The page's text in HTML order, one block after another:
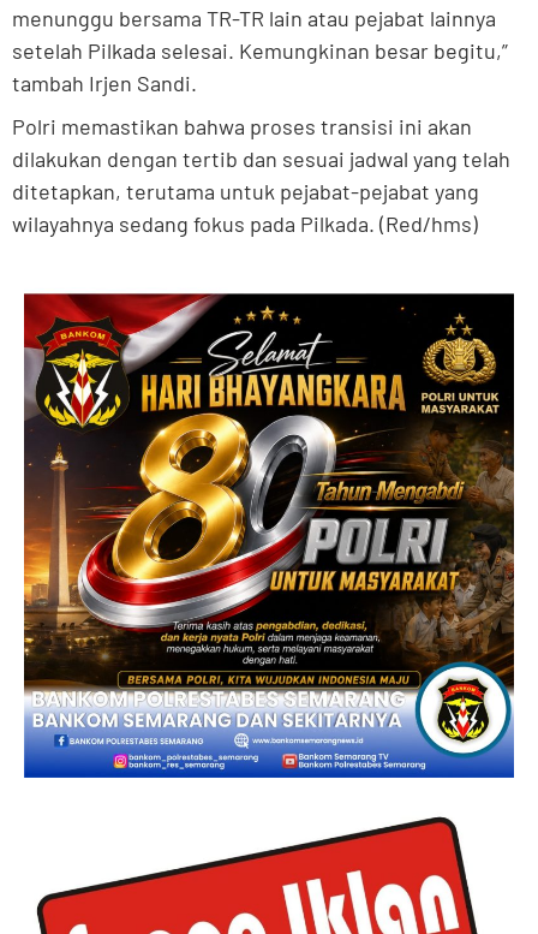
menunggu bersama TR-TR lain atau pejabat lainnya
setelah Pilkada selesai. Kemungkinan besar begitu,”
tambah Irjen Sandi.
Polri memastikan bahwa proses transisi ini akan
dilakukan dengan tertib dan sesuai jadwal yang telah
ditetapkan, terutama untuk pejabat-pejabat yang
wilayahnya sedang fokus pada Pilkada. (Red/hms)